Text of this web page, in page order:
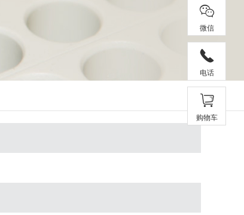
微信
电话
购物车